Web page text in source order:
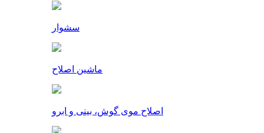
سشوار
ماشین اصلاح
اصلاح موی گوش، بینی و ابرو